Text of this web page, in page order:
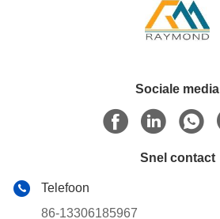
Sociale media
Snel contact
Telefoon
86-13306185967